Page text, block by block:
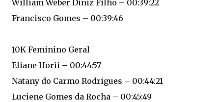
William Weber Diniz Filho – 00:39:22
Francisco Gomes – 00:39:46
10K Feminino Geral
Eliane Horii – 00:44:57
Natany do Carmo Rodrigues – 00:44:21
Luciene Gomes da Rocha – 00:45:49